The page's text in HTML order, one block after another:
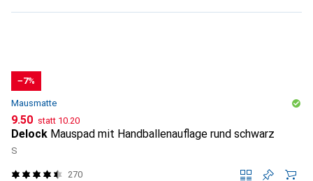
−7%
Mausmatte
CHF
9.50 statt CHF
10.20
Delock Mauspad mit Handballenauflage rund schwarz
S
270